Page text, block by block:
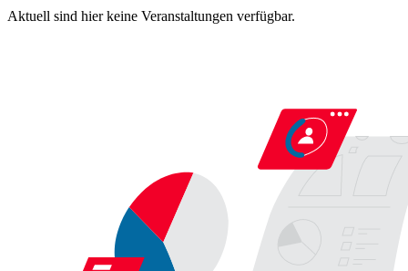
Aktuell sind hier keine Veranstaltungen verfügbar.